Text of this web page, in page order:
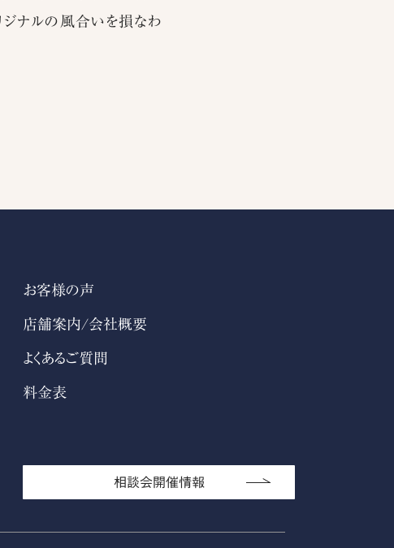
ジナルの風合いを損なわ
お客様の声
店舗案内/会社概要
よくあるご質問
料金表
相談会開催情報